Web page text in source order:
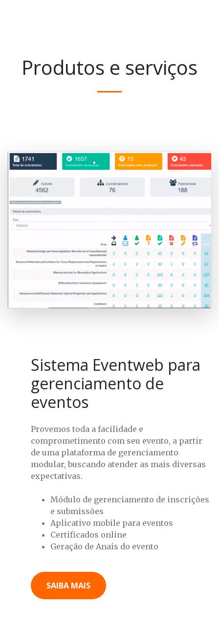
Produtos e serviços
Sistema Eventweb para
gerenciamento de
eventos
Provemos toda a facilidade e
comprometimento com seu evento, a partir
de uma plataforma de gerenciamento
modular, buscando atender as mais diversas
expectativas.
Módulo de gerenciamento de inscrições
e submissões
Aplicativo mobile para eventos
Certificados online
Geração de Anais do evento
SAIBA MAIS